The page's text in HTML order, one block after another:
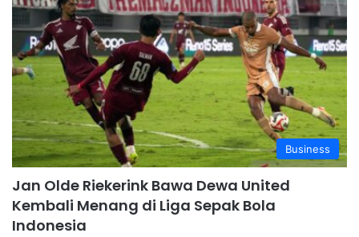
Business
Jan Olde Riekerink Bawa Dewa United
Kembali Menang di Liga Sepak Bola
Indonesia